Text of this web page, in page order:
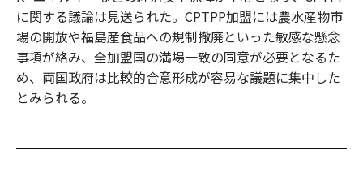
に関する議論は見送られた。CPTPP加盟には農水産物市
場の開放や福島産食品への規制撤廃といった敏感な懸念
事項が絡み、全加盟国の満場一致の同意が必要となるた
め、両国政府は比較的合意形成が容易な議題に集中した
とみられる。